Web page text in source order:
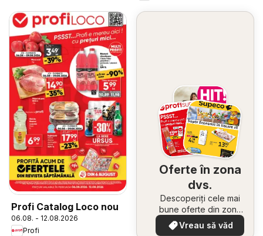
Profi Catalog Loco nou
06.08. - 12.08.2026
Profi
Oferte în zona
dvs.
Descoperiți cele mai
bune oferte din zona
dumneavoastră
Vreau să văd